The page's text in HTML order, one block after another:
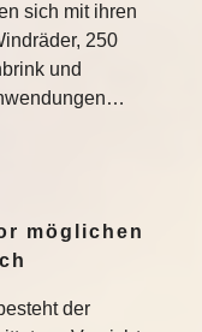
sich mit ihren
250
und
möglichen
der